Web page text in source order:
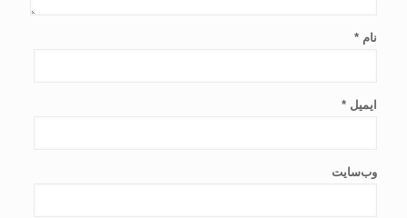
نام *
ایمیل *
وب‌سایت